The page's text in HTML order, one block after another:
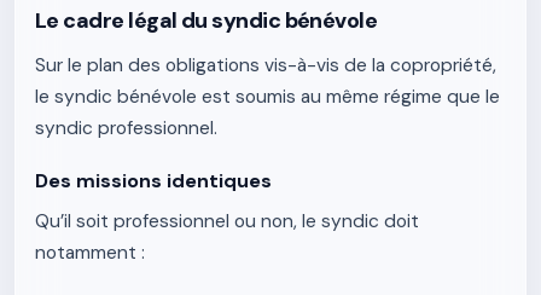
Le cadre légal du syndic bénévole
Sur le plan des obligations vis-à-vis de la copropriété,
le syndic bénévole est soumis au même régime que le
syndic professionnel.
Des missions identiques
Qu’il soit professionnel ou non, le syndic doit
notamment :